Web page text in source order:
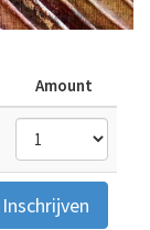
Amount
Inschrijven